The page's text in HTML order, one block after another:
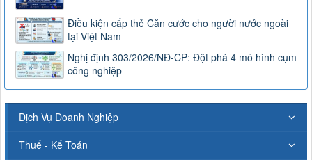
Điều kiện cấp thẻ Căn cước cho người nước ngoài
tại Việt Nam
Nghị định 303/2026/NĐ-CP: Đột phá 4 mô hình cụm
công nghiệp
Dịch Vụ Doanh Nghiệp
Thuế - Kế Toán